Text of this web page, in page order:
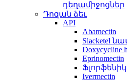
դեղամիջոցներ
Դոզան ձեւ
API
Abamectin
Slacketel
Doxycycline
Eprinomectin
Ivermectin